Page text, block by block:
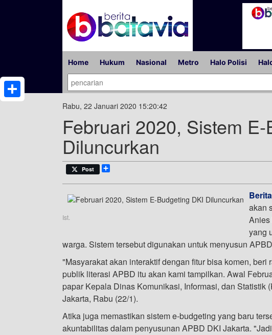
Home Hukum Nasional Metro Halo Polisi
Rabu, 22 Januari 2020 15:20:42
Februari 2020, Sistem
Diluncurkan
Post
Ist.
akan
Anies
yang
warga. Sistem tersebut digunakan untuk menyusun
"Masyarakat akan interaktif dengan fitur bisa komen,
publik literasi APBD itu akan kami tampilkan. Awal
papar Kepala Dinas Komunikasi, Informasi, dan Statistik
Jakarta, Rabu (22/1).
Atika juga memastikan sistem e-budgeting yang baru
akuntabilitas dalam penyusunan APBD DKI Jakarta.
Share